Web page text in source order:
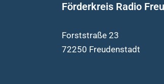
Förderkreis Radio
Forststraße 23
72250 Freudenstadt